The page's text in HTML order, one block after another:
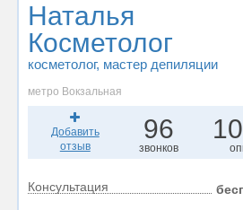
Наталья
Косметолог
косметолог, мастер депиляции
метро Вокзальная
Добавить
отзыв
96
звонков
Консультация